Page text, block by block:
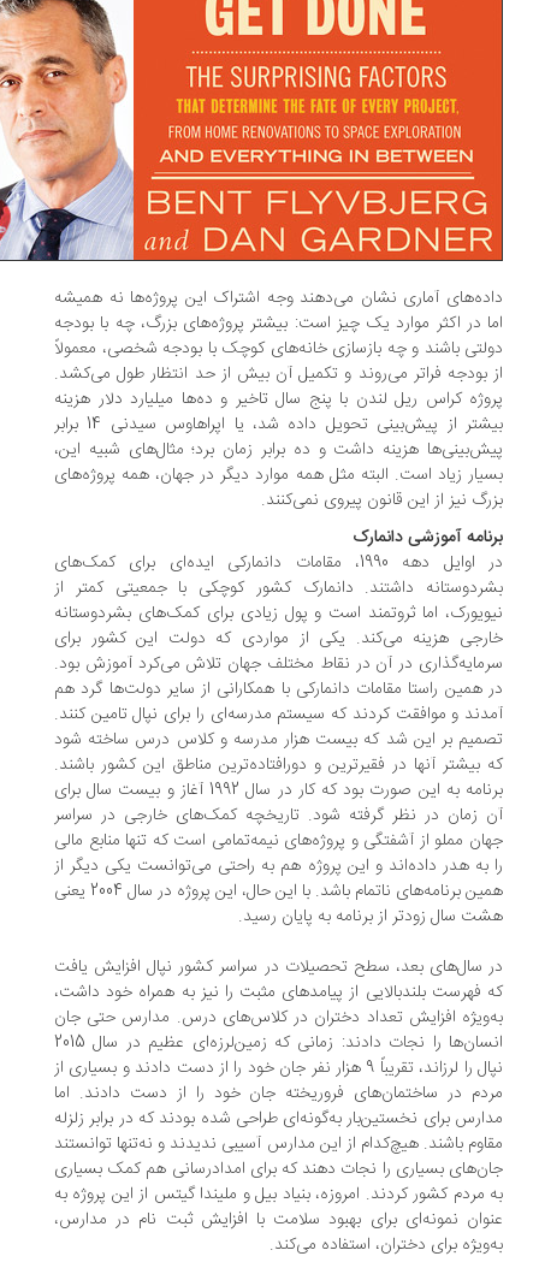
آماری نشان می‌دهند وجه اشتراک این پروژه‌ها نه همیشه
در اکثر موارد یک چیز است: بیشتر پروژه‌های بزرگ، چه با بودجه
باشند و چه بازسازی خانه‌های کوچک با بودجه شخصی، معمولاً
بودجه فراتر می‌روند و تکمیل آن بیش از حد انتظار طول می‌کشد.
کراس ریل لندن با پنج سال تاخیر و ده‌ها میلیارد دلار هزینه
بیشتر از پیش‌بینی تحویل داده شد، یا اپراهاوس سیدنی 14 برابر
هزینه داشت و ده برابر زمان برد؛ مثال‌های شبیه این،
زیاد است. البته مثل همه موارد دیگر در جهان، همه پروژه‌های
نیز از این قانون پیروی نمی‌کنند.
آموزشی دانمارک
در اوایل دهه 1990، مقامات دانمارکی ایده‌ای برای کمک‌های
داشتند. دانمارک کشور کوچکی با جمعیتی کمتر از
اما ثروتمند است و پول زیادی برای کمک‌های بشردوستانه
هزینه می‌کند. یکی از مواردی که دولت این کشور برای
در آن در نقاط مختلف جهان تلاش می‌کرد آموزش بود.
همین راستا مقامات دانمارکی با همکارانی از سایر دولت‌ها گرد هم
و موافقت کردند که سیستم مدرسه‌ای را برای نپال تامین کنند.
بر این شد که بیست هزار مدرسه و کلاس درس ساخته شود
بیشتر آنها در فقیرترین و دورافتاده‌ترین مناطق این کشور باشند.
برنامه به این صورت بود که کار در سال 1992 آغاز و بیست سال برای
زمان در نظر گرفته شود. تاریخچه کمک‌های خارجی در سراسر
مملو از آشفتگی و پروژه‌های نیمه‌تمامی است که تنها منابع مالی
به هدر داده‌اند و این پروژه هم به راحتی می‌توانست یکی دیگر از
همین برنامه‌های ناتمام باشد. با این حال، این پروژه در سال 2004 یعنی
سال زودتر از برنامه به پایان رسید.
سال‌های بعد، سطح تحصیلات در سراسر کشور نپال افزایش یافت
فهرست بلندبالایی از پیامدهای مثبت را نیز به همراه خود داشت،
افزایش تعداد دختران در کلاس‌های درس. مدارس حتی جان
انسان‌ها را نجات دادند: زمانی که زمین‌لرزه‌ای عظیم در سال 2015
نپال را لرزاند، تقریباً 9 هزار نفر جان خود را از دست دادند و بسیاری از
در ساختمان‌های فروریخته جان خود را از دست دادند. اما
برای نخستین‌بار به‌گونه‌ای طراحی شده بودند که در برابر زلزله
باشند. هیچ‌کدام از این مدارس آسیبی ندیدند و نه‌تنها توانستند
بسیاری را نجات دهند که برای امدادرسانی هم کمک بسیاری
مردم کشور کردند. امروزه، بنیاد بیل و ملیندا گیتس از این پروژه به
نمونه‌ای برای بهبود سلامت با افزایش ثبت نام در مدارس،
برای دختران، استفاده می‌کند.